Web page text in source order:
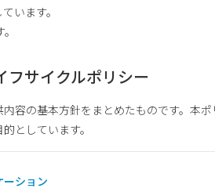
います。
フサイクルポリシー
容の基本方針をまとめたものです。本
としています。
ション